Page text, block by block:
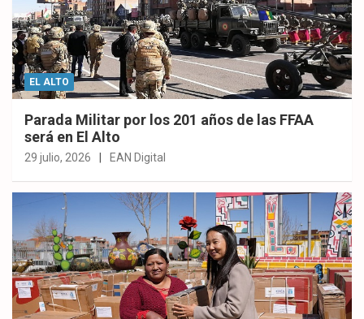
EL ALTO
Parada Militar por los 201 años de las FFAA
será en El Alto
29 julio, 2026 EAN Digital